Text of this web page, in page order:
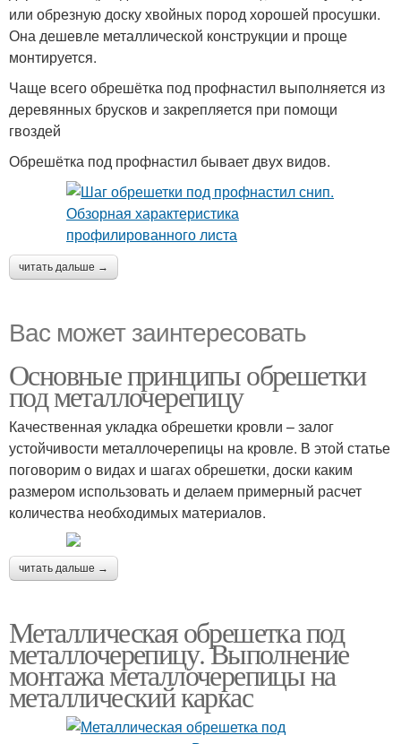
или обрезную доску хвойных пород хорошей просушки.
Она дешевле металлической конструкции и проще
монтируется.
Чаще всего обрешётка под профнастил выполняется из
деревянных брусков и закрепляется при помощи
гвоздей
Обрешётка под профнастил бывает двух видов.
читать дальше →
Вас может заинтересовать
Основные принципы обрешетки
под металлочерепицу
Качественная укладка обрешетки кровли – залог
устойчивости металлочерепицы на кровле. В этой статье
поговорим о видах и шагах обрешетки, доски каким
размером использовать и делаем примерный расчет
количества необходимых материалов.
читать дальше →
Металлическая обрешетка под
металлочерепицу. Выполнение
монтажа металлочерепицы на
металлический каркас